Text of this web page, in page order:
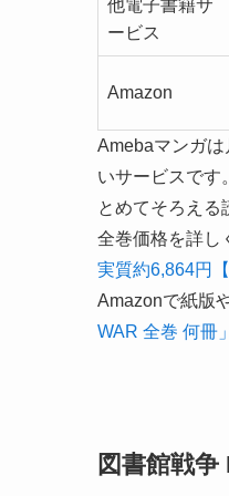
他電子書籍サ
ービス
Amazon
Amebaマンガ
いサービスです
とめてそろえる
全巻価格を詳し
実質約6,864円
Amazonで紙版
WAR 全巻 何冊
図書館戦